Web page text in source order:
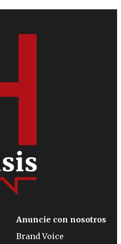
Anuncie con nosotros
Brand Voice